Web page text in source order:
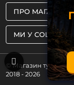
МИ У
ПРО МАГАЗИН
© Магазин
2018 - 2026